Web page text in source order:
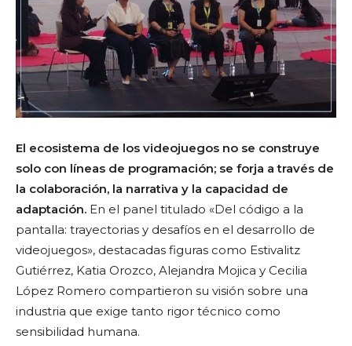
El ecosistema de los videojuegos no se construye
solo con líneas de programación; se forja a través de
la colaboración, la narrativa y la capacidad de
adaptación. En el panel titulado «Del código a la
pantalla: trayectorias y desafíos en el desarrollo de
videojuegos», destacadas figuras como Estivalitz
Gutiérrez, Katia Orozco, Alejandra Mojica y Cecilia
López Romero compartieron su visión sobre una
industria que exige tanto rigor técnico como
sensibilidad humana.